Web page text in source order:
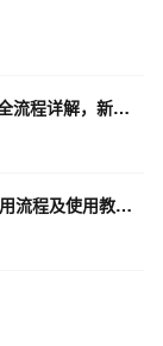
阿里云服务器上安装宝塔面板+WordPress网站全流程详解，新手也能快速上手？
阿里云服务器详解：ECS是什么、应用场景、租用流程及使用教程？